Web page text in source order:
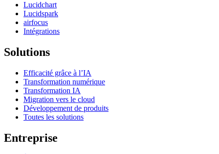
Lucidchart
Lucidspark
airfocus
Intégrations
Solutions
Efficacité grâce à l’IA
Transformation numérique
Transformation IA
Migration vers le cloud
Développement de produits
Toutes les solutions
Entreprise